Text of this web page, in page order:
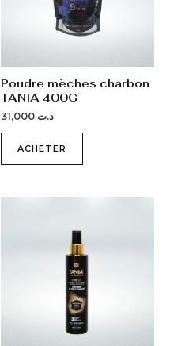
Poudre mèches charbon
TANIA 400G
د.ت
ACHETER